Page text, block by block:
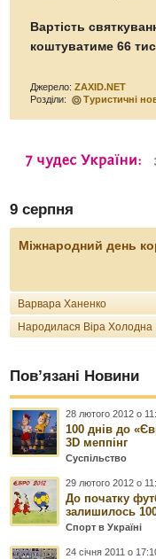
Вартість
коштуватиме 66
Джерело:ZAXID.NET
Розділи:
Туристичні
9 серпня
Міжнародний день
Варвара Ханенко
Народилася Віра Холодна
Пов’язані Новини
28 лютого 2012 о
100 днів до
3D меппінг
Суспільство
29 лютого 2012 о
До початку
залишилось
Спорт в Україні
24 січня 2011 о